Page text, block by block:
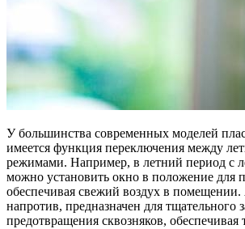
У большинства современных моделей
имеется функция переключения между
режимами. Например, в летний период с
можно установить окно в положение для
обеспечивая свежий воздух в
напротив, предназначен для тщательного
предотвращения сквозняков, обеспечивая